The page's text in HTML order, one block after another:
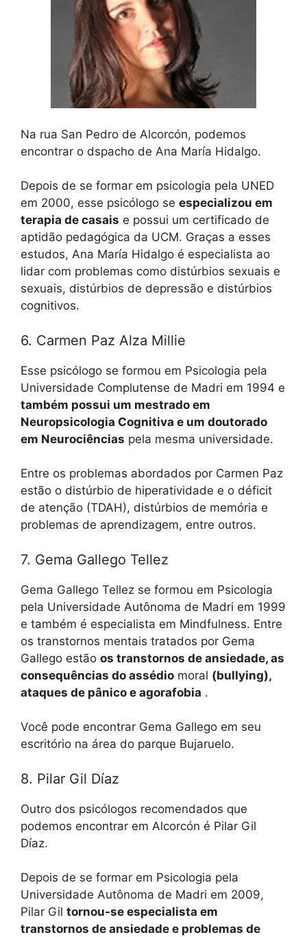
Na rua San Pedro de Alcorcón, podemos
encontrar o dspacho de Ana María Hidalgo.
Depois de se formar em psicologia pela UNED
em 2000, esse psicólogo se especializou em
terapia de casais e possui um certificado de
aptidão pedagógica da UCM. Graças a esses
estudos, Ana María Hidalgo é especialista ao
lidar com problemas como distúrbios sexuais e
sexuais, distúrbios de depressão e distúrbios
cognitivos.
6. Carmen Paz Alza Millie
Esse psicólogo se formou em Psicologia pela
Universidade Complutense de Madri em 1994 e
também possui um mestrado em
Neuropsicologia Cognitiva e um doutorado
em Neurociências pela mesma universidade.
Entre os problemas abordados por Carmen Paz
estão o distúrbio de hiperatividade e o déficit
de atenção (TDAH), distúrbios de memória e
problemas de aprendizagem, entre outros.
7. Gema Gallego Tellez
Gema Gallego Tellez se formou em Psicologia
pela Universidade Autônoma de Madri em 1999
e também é especialista em Mindfulness. Entre
os transtornos mentais tratados por Gema
Gallego estão os transtornos de ansiedade, as
consequências do assédio moral (bullying),
ataques de pânico e agorafobia .
Você pode encontrar Gema Gallego em seu
escritório na área do parque Bujaruelo.
8. Pilar Gil Díaz
Outro dos psicólogos recomendados que
podemos encontrar em Alcorcón é Pilar Gil
Díaz.
Depois de se formar em Psicologia pela
Universidade Autônoma de Madri em 2009,
Pilar Gil tornou-se especialista em
transtornos de ansiedade e problemas de